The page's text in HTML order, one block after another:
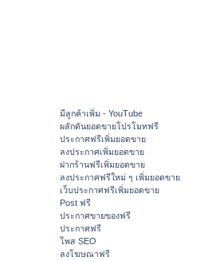
มีลูกค้าเพิ่ม - YouTube
ผลักดันยอดขายโปรโมทฟรี
ประกาศฟรีเพิ่มยอดขาย
ลงประกาศเพิ่มยอดขาย
ฝากร้านฟรีเพิ่มยอดขาย
ลงประกาศฟรีใหม่ ๆ เพิ่มยอดขาย
เว็บประกาศฟรีเพิ่มยอดขาย
Post ฟรี
ประกาศขายของฟรี
ประกาศฟรี
โพส SEO
ลงโฆษณาฟรี